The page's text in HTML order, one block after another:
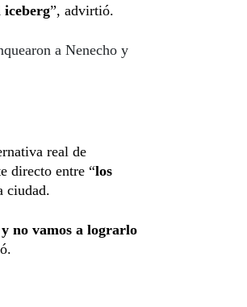
iceberg”, advirtió.
a Nenecho y
real de
directo entre “los
ciudad.
no vamos a lograrlo